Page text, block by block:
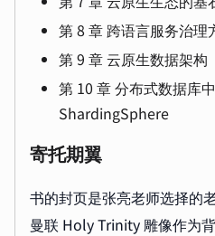
第 8 章 跨语言服务治理
第 9 章 云原生数据架构
第 10 章 分布式数据库
ShardingSphere
寄托期翼
书的封页是张亮老师选择的
曼联 Holy Trinity 雕像作为背